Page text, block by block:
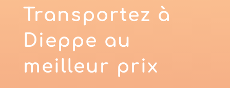
Transportez à
Dieppe au
meilleur prix